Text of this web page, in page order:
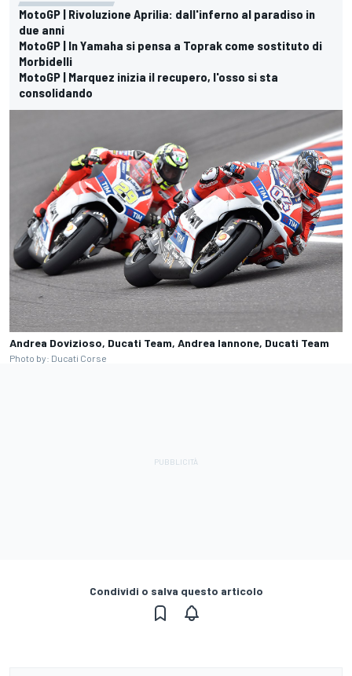
MotoGP | Rivoluzione Aprilia: dall'inferno al paradiso in
due anni
MotoGP | In Yamaha si pensa a Toprak come sostituto di
Morbidelli
MotoGP | Marquez inizia il recupero, l'osso si sta
consolidando
Andrea Dovizioso, Ducati Team, Andrea Iannone, Ducati Team
Photo by: Ducati Corse
Condividi o salva questo articolo